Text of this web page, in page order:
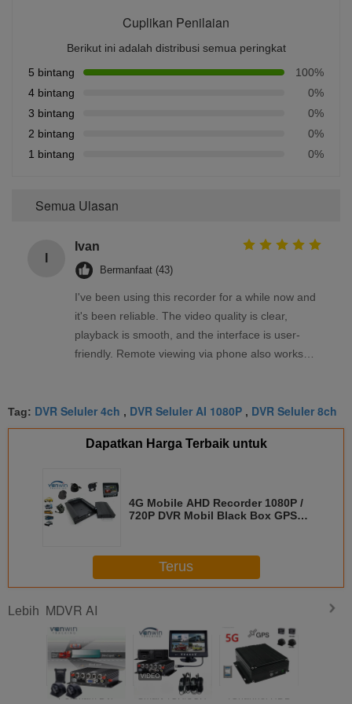
Cuplikan Penilaian
Berikut ini adalah distribusi semua peringkat
5 bintang
100%
4 bintang
0%
3 bintang
0%
2 bintang
0%
1 bintang
0%
Semua Ulasan
Ivan
Bermanfaat (43)
I've been using this recorder for a while now and
it's been reliable. The video quality is clear,
playback is smooth, and the interface is user-
friendly. Remote viewing via phone also works
Tag: DVR Seluler 4ch , DVR Seluler AI 1080P , DVR Seluler 8ch
Dapatkan Harga Terbaik untuk
4G Mobile AHD Recorder 1080P /
720P DVR Mobil Black Box GPS
Terus
Lebih MDVR AI
Perekam Dvr
Smart 4CH/8CH
4Channel HDD